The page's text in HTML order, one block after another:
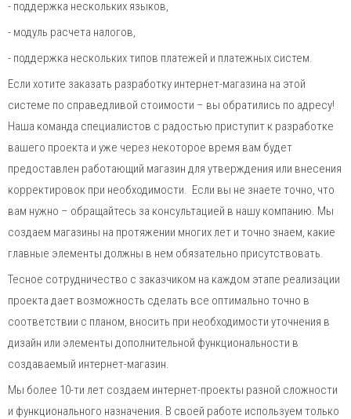
- поддержка нескольких языков,
- модуль расчета налогов,
- поддержка нескольких типов платежей и платежных систем.
Если хотите заказать разработку интернет-магазина на этой
системе по справедливой стоимости – вы обратились по адресу!
Наша команда специалистов с радостью приступит к разработке
вашего проекта и уже через некоторое время вам будет
предоставлен работающий магазин для утверждения или внесения
корректировок при необходимости. Если вы не знаете точно, что
вам нужно – обращайтесь за консультацией в нашу компанию. Мы
создаем магазины на протяжении многих лет и точно знаем, какие
главные элементы должны в нем обязательно присутствовать.
Тесное сотрудничество с заказчиком на каждом этапе реализации
проекта дает возможность сделать все оптимально точно в
соответствии с планом, вносить при необходимости уточнения в
дизайн или элементы дополнительной функциональности в
создаваемый интернет-магазин.
Мы более 10-ти лет создаем интернет-проекты разной сложности
и функционального назначения. В своей работе используем только